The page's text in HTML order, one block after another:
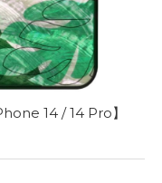
14 / 14 Pro】